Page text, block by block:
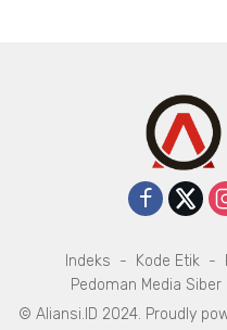
Indeks Kode Etik
Pedoman Media Siber
© Aliansi.ID 2024. Proudly